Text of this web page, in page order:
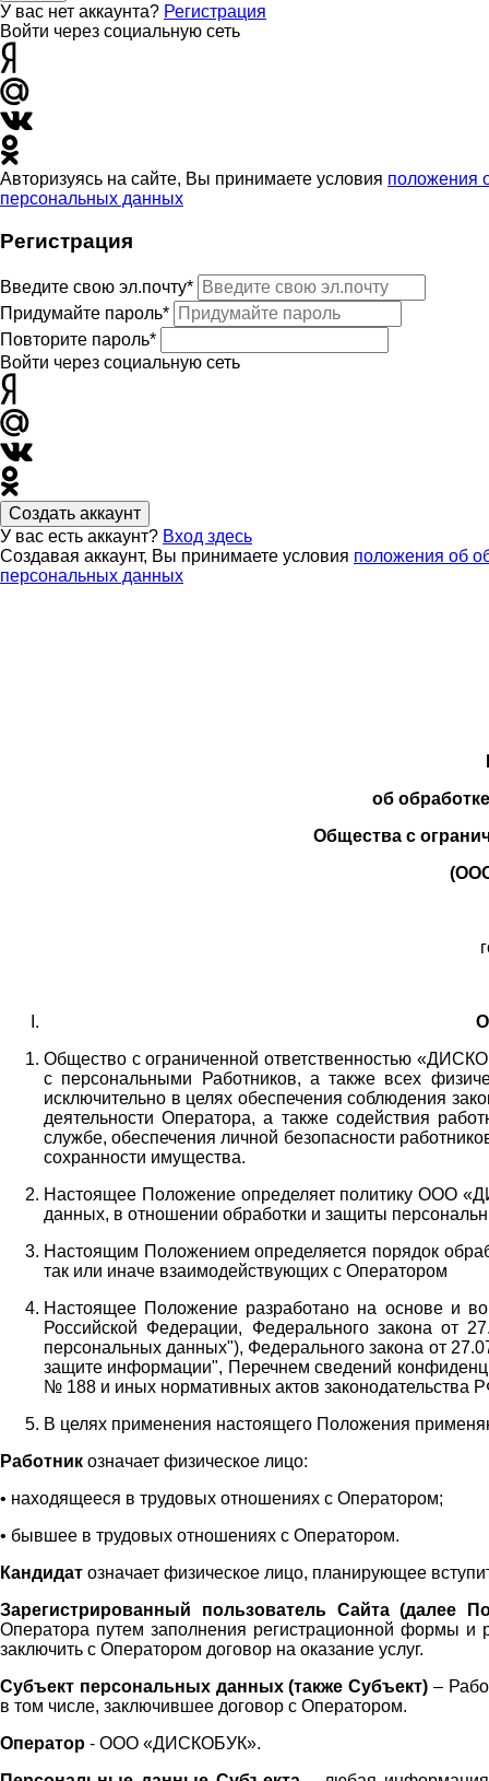
У вас нет аккаунта? Регистрация
Войти через социальную сеть
Авторизуясь на сайте, Вы принимаете условия положения
персональных данных
Регистрация
Введите свою эл.почту*
Придумайте пароль*
Повторите пароль*
Войти через социальную сеть
Создать аккаунт
У вас есть аккаунт? Вход здесь
Создавая аккаунт, Вы принимаете условия положения об
персональных данных
об
Общества с
Общество с ограниченной ответственностью
с персональными Работников, а также всех
исключительно в целях обеспечения соблюдения
деятельности Оператора,а также содействия
службе, обеспечения личной безопасности
сохранности имущества.
Настоящее Положение определяет политику ООО
данных, в отношении обработки и защиты
Настоящим Положением определяется порядок
так или иначе взаимодействующих с Оператором
Настоящее Положение разработано на основе и во
Российской Федерации, Федерального закона
персональных данных"), Федерального закона от
защите информации", Перечнем сведений
№ 188 и иных нормативных актов законодательства
В целях применения настоящего Положения
Работник означает физическое лицо:
• находящееся в трудовых отношениях с Оператором;
• бывшее в трудовых отношениях с Оператором.
Кандидат означает физическое лицо, планирующее
Зарегистрированный пользователь Сайта (далее
Оператора путем заполнения регистрационной формы и
заключить с Оператором договор на оказание услуг.
Субъект персональных данных (также Субъект) –
в том числе, заключившее договор с Оператором.
Оператор - ООО «ДИСКОБУК».